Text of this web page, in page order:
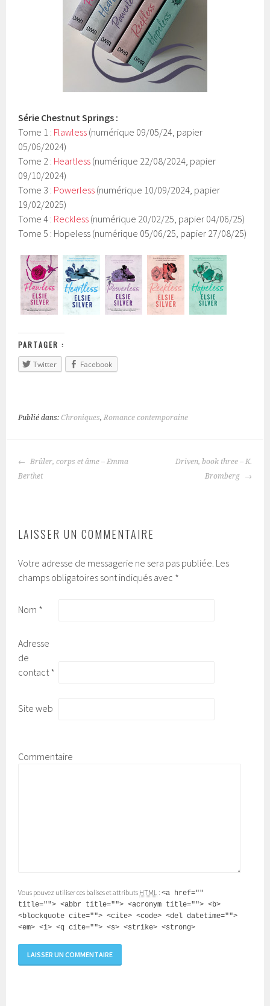
Série Chestnut Springs :
Tome 1 : Flawless (numérique 09/05/24, papier
05/06/2024)
Tome 2 : Heartless (numérique 22/08/2024, papier
09/10/2024)
Tome 3 : Powerless (numérique 10/09/2024, papier
19/02/2025)
Tome 4 : Reckless (numérique 20/02/25, papier 04/06/25)
Tome 5 : Hopeless (numérique 05/06/25, papier 27/08/25)
PARTAGER :
Twitter
Facebook
Publié dans:Chroniques,Romance contemporaine
NAVIGATION
Brûler, corps et âme – Emma
Berthet
Driven, book three – K.
Bromberg
LAISSER UN COMMENTAIRE
Votre adresse de messagerie ne sera pas publiée. Les
champs obligatoires sont indiqués avec *
Nom *
Adresse
de
contact *
Site web
Commentaire
Vous pouvez utiliser ces balises et attributs HTML :<a href=""
title=""> <abbr title=""> <acronym title=""> <b>
<blockquote cite=""> <cite> <code> <del datetime="">
<em> <i> <q cite=""> <s> <strike> <strong>